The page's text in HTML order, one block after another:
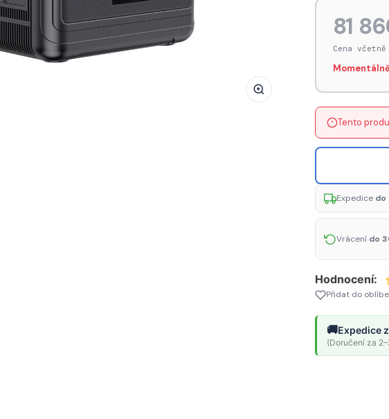
2400W
USB-
A
/
81
Cena
Tento
Expedice do
Vrácení do
Hodnocení:
Přidat do
🚚Expedice
(Doručení za